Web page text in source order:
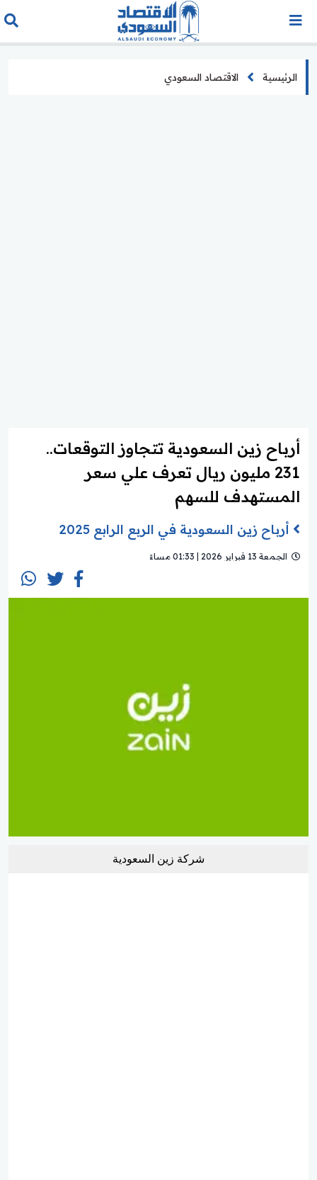
الرئيسية الاقتصاد السعودي
أرباح زين السعودية تتجاوز التوقعات..
231 مليون ريال تعرف علي سعر
المستهدف للسهم
أرباح زين السعودية في الربع الرابع 2025
الجمعة 13 فبراير 2026 | 01:33 مساءً
شركة زين السعودية